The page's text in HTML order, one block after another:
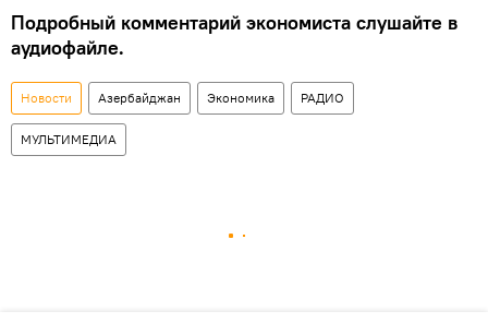
Подробный комментарий экономиста слушайте в
аудиофайле.
Новости Азербайджан Экономика РАДИО
МУЛЬТИМЕДИА